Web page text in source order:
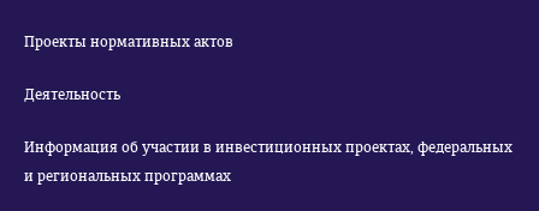
Проекты нормативных актов
Деятельность
Информация об участии в инвестиционных проектах, федеральных
и региональных программах